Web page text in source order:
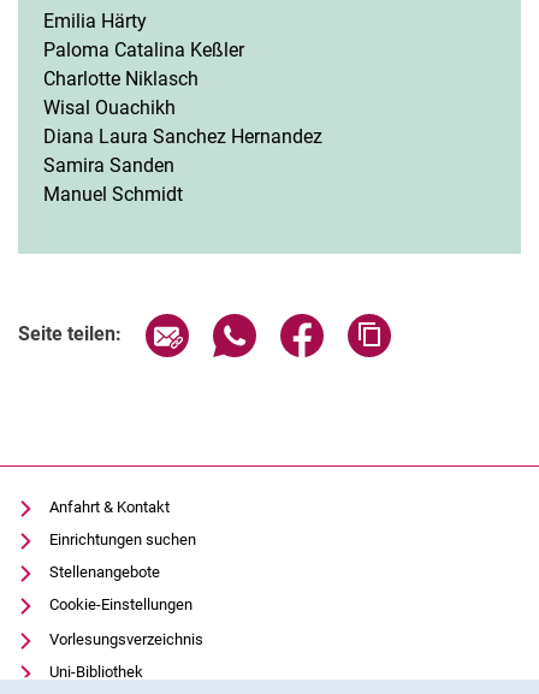
Emilia Härty
Paloma Catalina Keßler
Charlotte Niklasch
Wisal Ouachikh
Diana Laura Sanchez Hernandez
Samira Sanden
Manuel Schmidt
Seite teilen: Seite über E-Mail teilen
Seite über WhatsApp teilen
Seite über Facebook
Anfahrt & Kontakt
Einrichtungen suchen
Stellenangebote
Cookie-Einstellungen
Vorlesungsverzeichnis
Uni-Bibliothek